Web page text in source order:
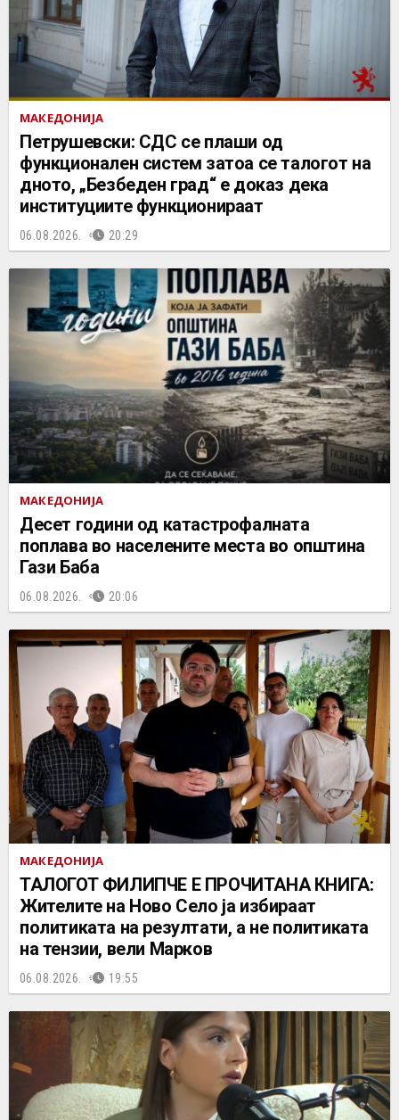
МАКЕДОНИЈА
Петрушевски: СДС се плаши од
функционален систем затоа се талогот на
дното, „Безбеден град“ е доказ дека
институциите функционираат
06.08.2026. 20:29
МАКЕДОНИЈА
Десет години од катастрофалната
поплава во населените места во општина
Гази Баба
06.08.2026. 20:06
МАКЕДОНИЈА
ТАЛОГОТ ФИЛИПЧЕ Е ПРОЧИТАНА КНИГА:
Жителите на Ново Село ја избираат
политиката на резултати, а не политиката
на тензии, вели Марков
06.08.2026. 19:55